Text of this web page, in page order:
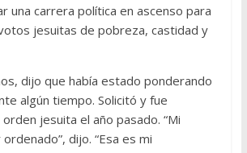
una carrera política en ascenso para
jesuitas de pobreza, castidad y
dijo que había estado ponderando
algún tiempo. Solicitó y fue
jesuita el año pasado. “Mi
dijo. “Esa es mi